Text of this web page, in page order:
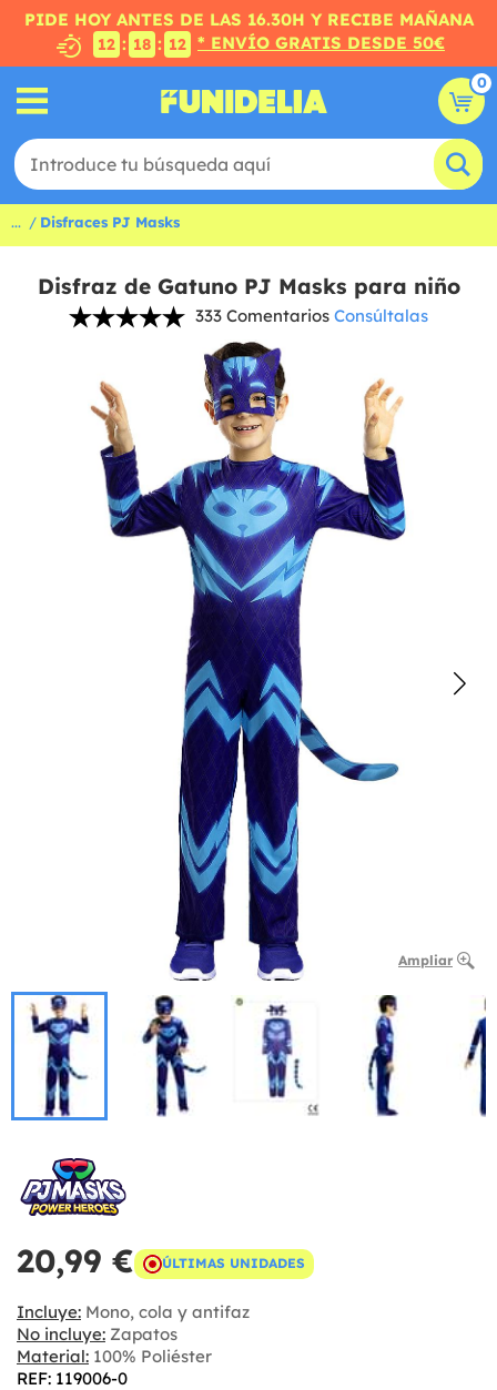
PIDE HOY ANTES DE LAS 16.30H Y RECIBE MAÑANA
12 : 18 : 12 * ENVÍO GRATIS DESDE 50€
0
... Disfraces PJ Masks
Disfraz de Gatuno PJ Masks para niño
333 Comentarios Consúltalas
Ampliar
20,99 € ÚLTIMAS UNIDADES
Incluye: Mono, cola y antifaz
No incluye: Zapatos
Material: 100% Poliéster
REF: 119006-0